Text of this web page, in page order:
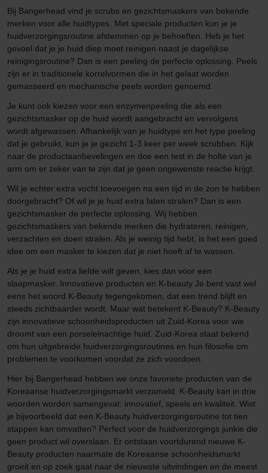
Bij Bangerhead vind je scrubs en gezichtsmaskers van bekende
merken voor alle huidtypes. Met speciale producten kun je je
huidverzorgingsroutine afstemmen op je behoeften. Heb je het
gevoel dat je je huid diep moet reinigen naast je dagelijkse
reinigingsroutine? Dan is een peeling de perfecte oplossing. Peels
zijn er in traditionele korrelvormen die in het gelaat worden
gemasseerd en mechanische peels worden genoemd.
Je kunt ook kiezen voor een enzymenpeeling die als een
gezichtsmasker op de huid wordt aangebracht en vervolgens
wordt afgewassen. Afhankelijk van je huidtype en het type peeling
dat je gebruikt, kun je je gezicht 1-3 keer per week scrubben. Kijk
naar de productaanbevelingen en doe een test in de holte van je
arm om er zeker van te zijn dat je geen ongewenste reactie krijgt.
Wil je echter extra vocht toevoegen na een tijd in de zon te hebben
doorgebracht? Of wil je je huid extra laten stralen? Dan is een
gezichtsmasker de perfecte oplossing. Wij hebben
gezichtsmaskers van bekende merken die hydrateren, reinigen,
verzachten en doen stralen. Als je weinig tijd hebt, is het een goed
idee om een masker te kiezen dat je niet hoeft af te wassen.
Als je je huid extra liefde wilt geven, kies dan voor een
slaapmasker. Innovatieve producten en K-beauty Je bent vast wel
eens het woord K-Beauty tegengekomen, dat een trend blijft en
steeds zichtbaarder wordt. Maar wat betekent K-Beauty? K-Beauty
zijn innovatieve schoonheidsproducten uit Zuid-Korea voor wie
droomt van een porseleinachtige huid. Zuid-Korea staat bekend
om hun uitgebreide huidverzorgingsroutines en hun filosofie om
problemen te voorkomen voordat ze zich voordoen.
Hier bij Bangerhead hebben we onze favoriete producten van de
Koreaanse huidverzorgingsmarkt verzameld. K-Beauty kan in drie
woorden worden samengevat: innovatief, speels en kwaliteit. Wist
je bijvoorbeeld dat een K-Beauty huidverzorgingsroutine tot tien
stappen kan omvatten? Perfect voor de huidverzorgings junkie die
geen product wil overslaan. Er ontstaan voortdurend nieuwe K-
Beauty producten naarmate de Koreaanse schoonheidsmarkt
groeit en op zoek gaat naar de nieuwste uitvindingen en de meest